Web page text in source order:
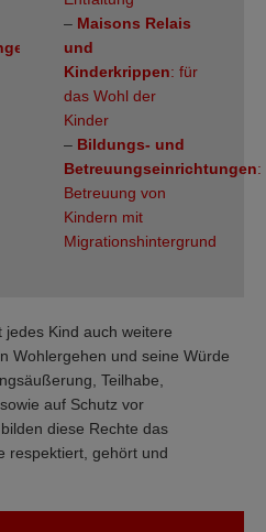
– Maisons Relais
und
Kinderkrippen: für
das Wohl der
Kinder
– Bildungs- und
Betreuungseinrichtungen:
Betreuung von
Kindern mit
Migrationshintergrund
Kind auch weitere
Wohlergehen und seine Würde
Teilhabe,
auf Schutz vor
diese Rechte das
respektiert, gehört und